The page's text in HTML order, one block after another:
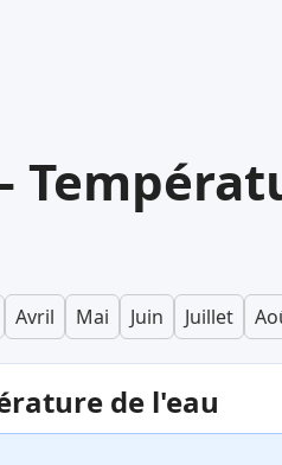
Avril Mai Juin Juillet
de l'eau